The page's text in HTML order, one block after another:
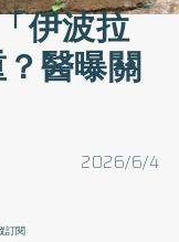
伊波拉
醫曝關
2026/6/4
訂閱